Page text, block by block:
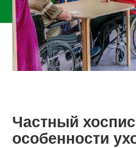
Частный
особенности